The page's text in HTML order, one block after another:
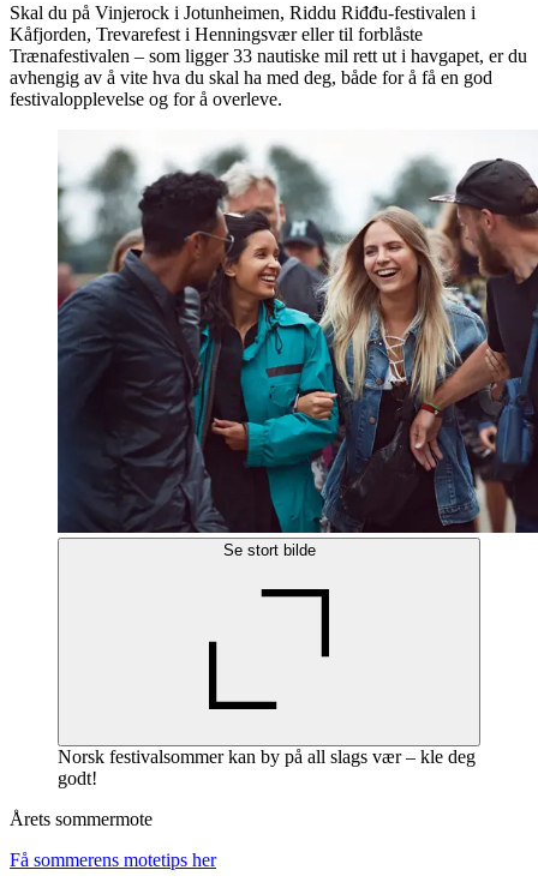
Skal du på Vinjerock i Jotunheimen, Riddu Riđđu-festivalen i
Kåfjorden, Trevarefest i Henningsvær eller til forblåste
Trænafestivalen – som ligger 33 nautiske mil rett ut i havgapet, er du
avhengig av å vite hva du skal ha med deg, både for å få en god
festivalopplevelse og for å overleve.
Se stort bilde
Norsk festivalsommer kan by på all slags vær – kle deg
godt!
Årets sommermote
Få sommerens motetips her